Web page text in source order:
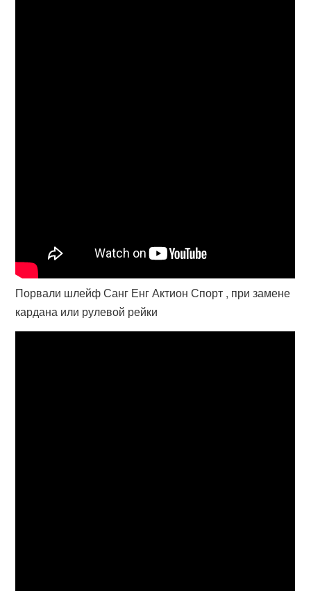
Порвали шлейф Санг Енг Актион Спорт , при замене
кардана или рулевой рейки